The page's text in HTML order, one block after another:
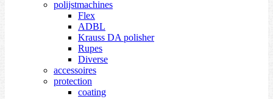
polijstmachines
Flex
ADBL
Krauss DA polisher
Rupes
Diverse
accessoires
protection
coating